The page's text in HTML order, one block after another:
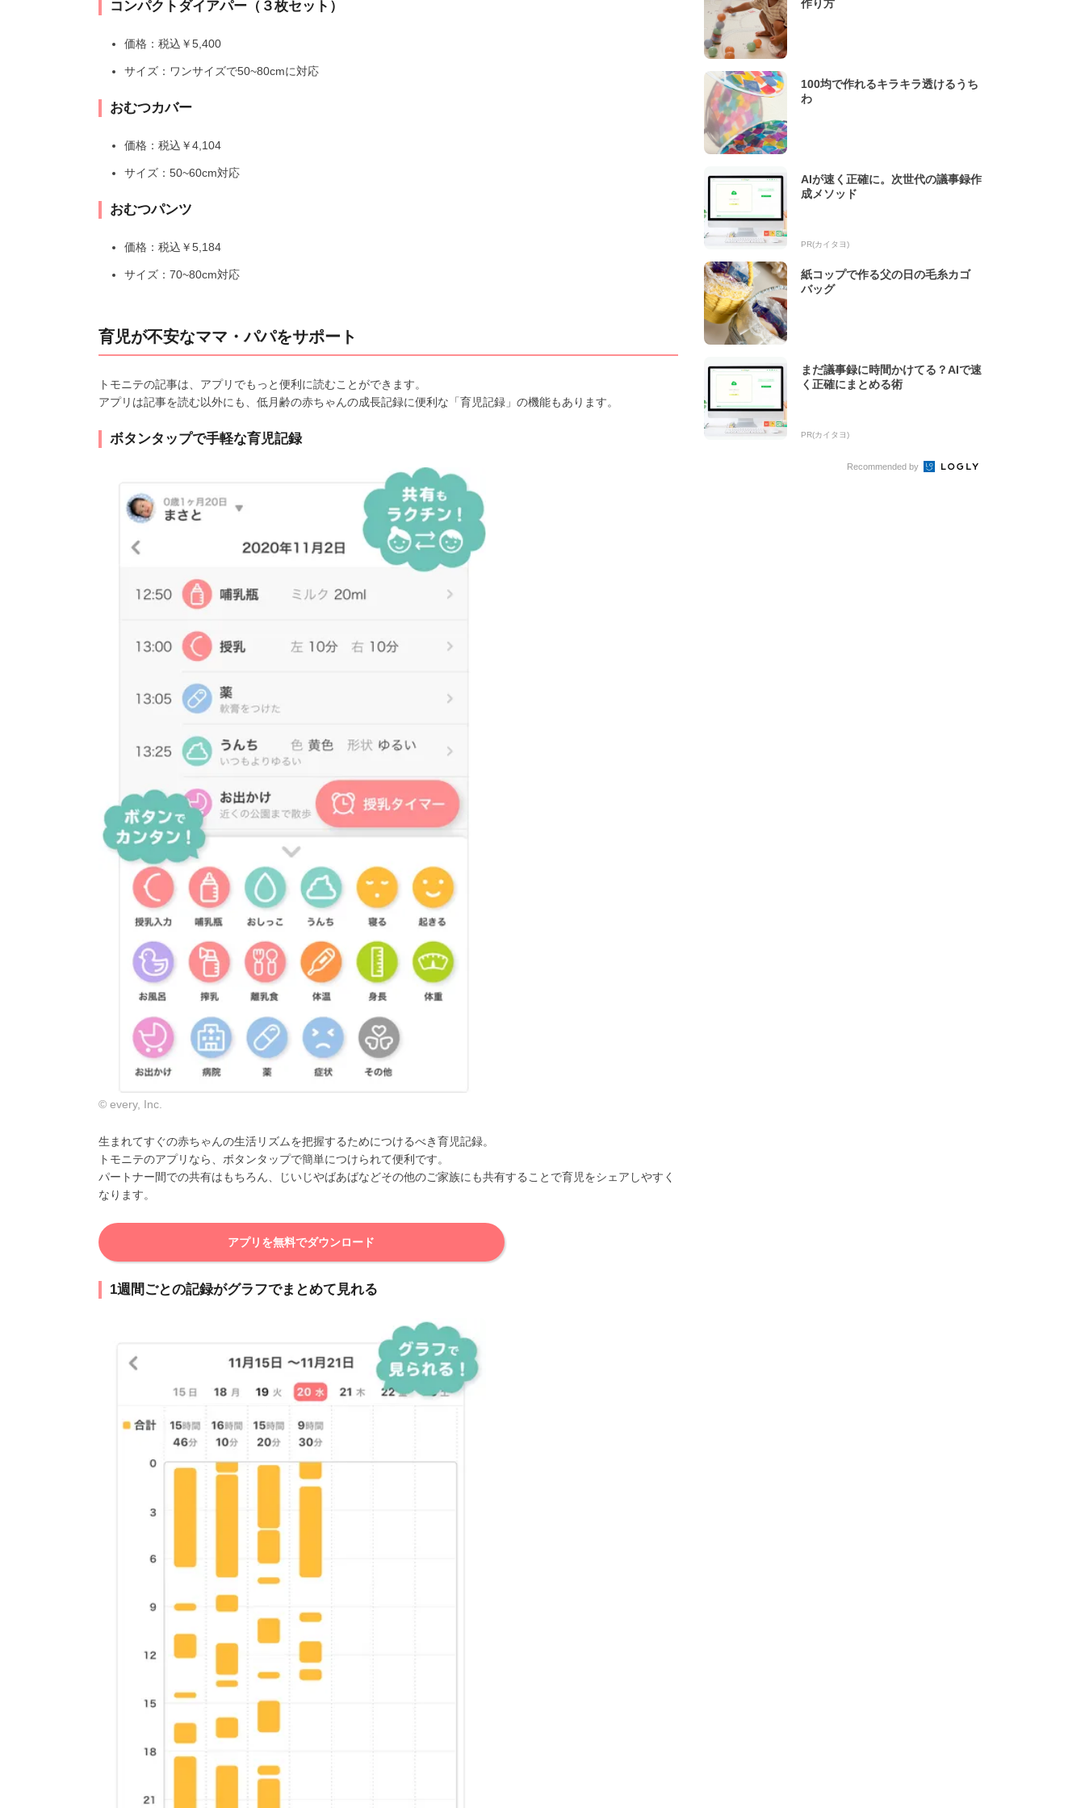
コンパクトダイアパー（３枚セット）
価格：税込￥5,400
サイズ：ワンサイズで50~80cmに対応
おむつカバー
価格：税込￥4,104
サイズ：50~60cm対応
おむつパンツ
価格：税込￥5,184
サイズ：70~80cm対応
育児が不安なママ・パパをサポート
トモニテの記事は、アプリでもっと便利に読むことができます。
アプリは記事を読む以外にも、低月齢の赤ちゃんの成長記録に便利な「育児記録」の機能もあります。
ボタンタップで手軽な育児記録
© every, Inc.
生まれてすぐの赤ちゃんの生活リズムを把握するためにつけるべき育児記録。
トモニテのアプリなら、ボタンタップで簡単につけられて便利です。
パートナー間での共有はもちろん、じいじやばあばなどその他のご家族にも共有することで育児をシェアしやすく
なります。
アプリを無料でダウンロード
1週間ごとの記録がグラフでまとめて見れる
作り方
100均で作れるキラキラ透けるうち
わ
AIが速く正確に。次世代の議事録作
成メソッド
PR(カイタヨ)
紙コップで作る父の日の毛糸カゴ
バッグ
まだ議事録に時間かけてる？AIで速
く正確にまとめる術
PR(カイタヨ)
Recommended by